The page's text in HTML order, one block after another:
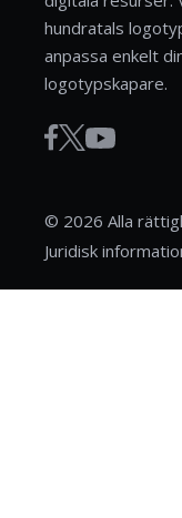
hundratals
anpassa enkelt
logotypskapare.
© 2026 Alla
Juridisk